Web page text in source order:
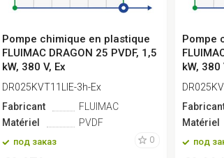
Pompe chimique en plastique
FLUIMAC DRAGON 25 PVDF, 1,5
kW, 380 V, Ex
DR025KVT11LIE-3h-Ex
Fabricant
FLUIMAC
Matériel
PVDF
под заказ 0
Pompe
kW, 380
Matériel
под